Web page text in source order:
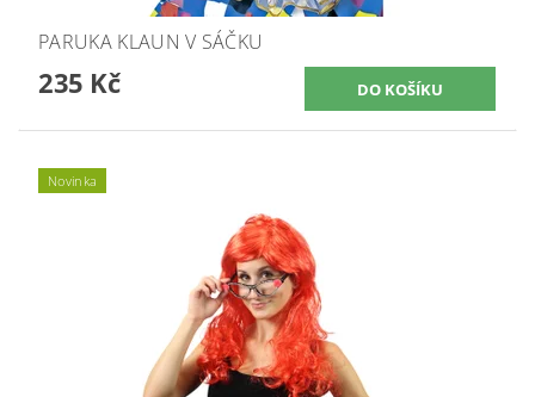
PARUKA KLAUN V SÁČKU
235 Kč
Novinka